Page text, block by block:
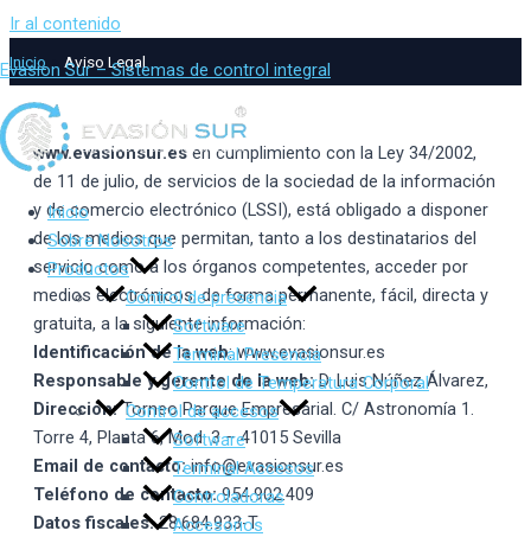
Ir al contenido
Evasion Sur – Sistemas de control integral
Inicio
Sobre Nosotros
Productos
Control de presencia
Software
Terminal Presencia
Control de Temperatura Corporal
Control de accesos
Software
Terminal Accesos
Controladoras
Accesorios
Inicio Aviso Legal
www.evasionsur.es en cumplimiento con la Ley 34/2002,
de 11 de julio, de servicios de la sociedad de la información
y de comercio electrónico (LSSI), está obligado a disponer
de los medios que permitan, tanto a los destinatarios del
servicio como a los órganos competentes, acceder por
medios electrónicos, de forma permanente, fácil, directa y
gratuita, a la siguiente información:
Identificación de la web: www.evasionsur.es
Responsable y gerente de la web:D. Luis Núñez Álvarez,
Dirección:Torneo Parque Empresarial. C/ Astronomía 1.
Torre 4, Planta 6, Mod. 3 – 41015 Sevilla
Email de contacto:info@evasionsur.es
Teléfono de contacto:954.902.409
Datos fiscales:28.684.933-T